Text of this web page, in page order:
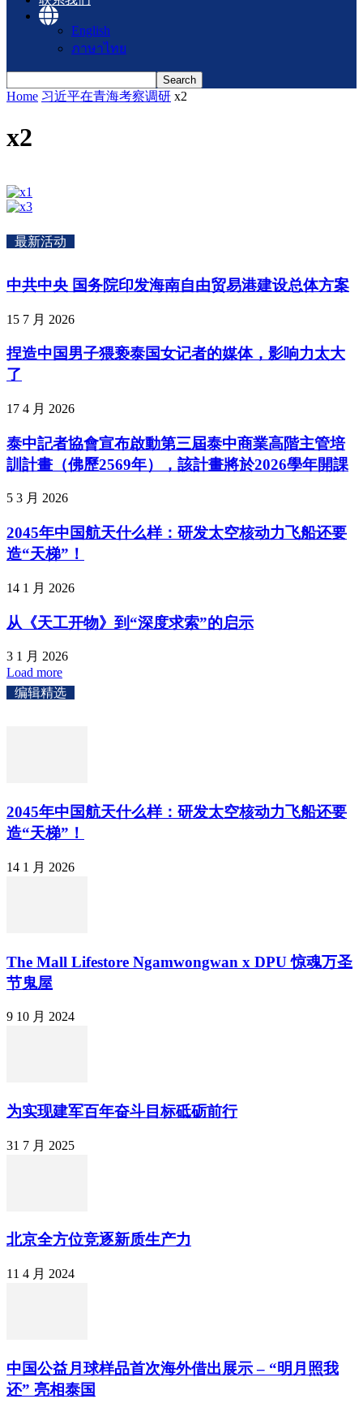
English
ภาษาไทย
Home 习近平在青海考察调研 x2
x2
最新活动
中共中央 国务院印发海南自由贸易港建设总体方案
15 7 月 2026
捏造中国男子猥亵泰国女记者的媒体，影响力太大
了
17 4 月 2026
泰中記者協會宣布啟動第三屆泰中商業高階主管培
訓計畫（佛歷2569年），該計畫將於2026學年開課
5 3 月 2026
2045年中国航天什么样：研发太空核动力飞船还要
造“天梯”！
14 1 月 2026
从《天工开物》到“深度求索”的启示
3 1 月 2026
Load more
编辑精选
2045年中国航天什么样：研发太空核动力飞船还要
造“天梯”！
14 1 月 2026
The Mall Lifestore Ngamwongwan x DPU 惊魂万圣
节鬼屋
9 10 月 2024
为实现建军百年奋斗目标砥砺前行
31 7 月 2025
北京全方位竞逐新质生产力
11 4 月 2024
中国公益月球样品首次海外借出展示 – “明月照我
还” 亮相泰国